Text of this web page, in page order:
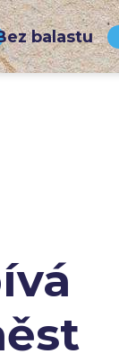
balastu